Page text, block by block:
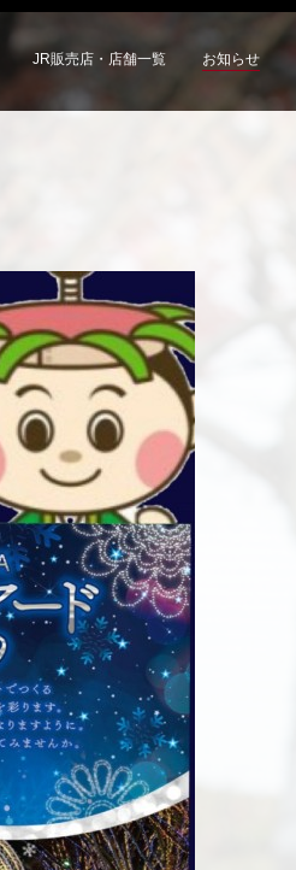
JR販売店・店舗一覧 お知らせ